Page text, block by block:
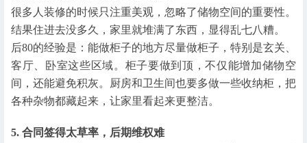
很多人装修的时候只注重美观，忽略了储物空间的重要性。
结果住进去没多久，家里就堆满了东西，显得乱七八糟。
后80的经验是：能做柜子的地方尽量做柜子，特别是玄关、
客厅、卧室这些区域。柜子要做到顶，不仅能增加储物空
间，还能避免积灰。厨房和卫生间也要多做一些收纳柜，把
各种杂物都藏起来，让家里看起来更整洁。
5. 合同签得太草率，后期维权难